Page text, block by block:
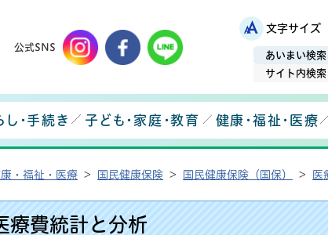
鉾田市役所ホームページ文字サイズ
あいまい検索
サイト内検索
鉾田市メールマガジン
公式SNS
鉾田市公式Instagram
鉾田市公式Facebook
鉾田市公式
し・手続き 子ども・家庭・教育 健康・福祉・医療
・福祉・医療 > 国民健康保険 > 国民健康保険（国保） > 医
療費統計と分析